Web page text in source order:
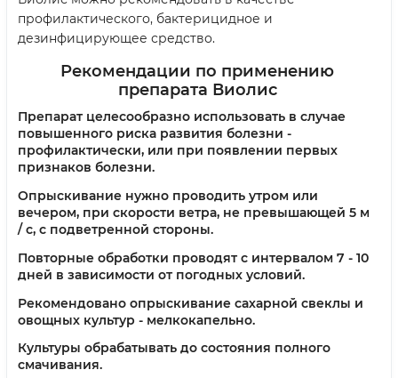
профилактического, бактерицидное и
дезинфицирующее средство.
Рекомендации по применению
препарата Виолис
Препарат целесообразно использовать в случае
повышенного риска развития болезни -
профилактически, или при появлении первых
признаков болезни.
Опрыскивание нужно проводить утром или
вечером, при скорости ветра, не превышающей 5 м
/ с, с подветренной стороны.
Повторные обработки проводят с интервалом 7 - 10
дней в зависимости от погодных условий.
Рекомендовано опрыскивание сахарной свеклы и
овощных культур - мелкокапельно.
Культуры обрабатывать до состояния полного
смачивания.